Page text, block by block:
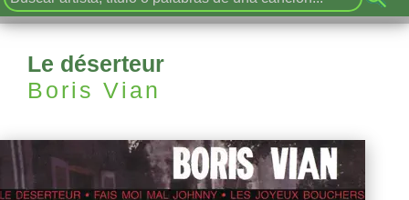
Le déserteur
Boris Vian